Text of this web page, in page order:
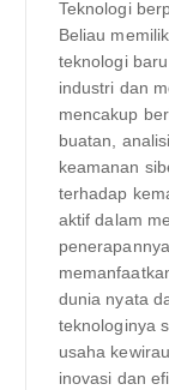
Teknologi
Beliau
teknologi
industri dan
mencakup
buatan,
keamanan
terhadap
aktif dalam
dunia nyata
teknologinya
usaha
inovasi dan